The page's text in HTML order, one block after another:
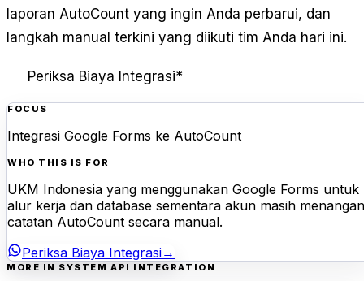
laporan AutoCount yang ingin Anda perbarui, dan
langkah manual terkini yang diikuti tim Anda hari ini.
Periksa Biaya Integrasi*
FOCUS
Integrasi Google Forms ke AutoCount
WHO THIS IS FOR
UKM Indonesia yang menggunakan Google Forms untuk
alur kerja dan database sementara akun masih
catatan AutoCount secara manual.
Periksa Biaya Integrasi→
MORE IN SYSTEM API INTEGRATION